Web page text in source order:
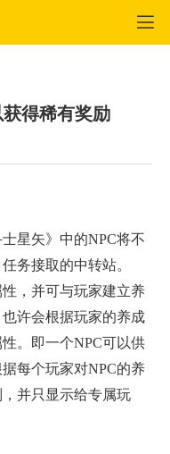
得稀有奖励
星矢》中的NPC将不
务接取的中转站。
，并可与玩家建立养
许会根据玩家的养成
。即一个NPC可以供
每个玩家对NPC的养
并只显示给专属玩